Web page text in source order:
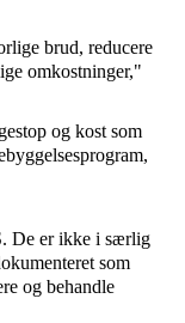
brud, reducere
omkostninger,"
og kost som
De er ikke i særlig
som
og behandle